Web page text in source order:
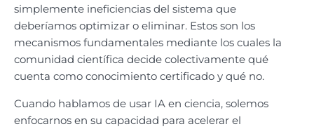
simplemente ineficiencias del sistema que
deberíamos optimizar o eliminar. Estos son los
mecanismos fundamentales mediante los cuales la
comunidad científica decide colectivamente qué
cuenta como conocimiento certificado y qué no.
Cuando hablamos de usar IA en ciencia, solemos
enfocarnos en su capacidad para acelerar el